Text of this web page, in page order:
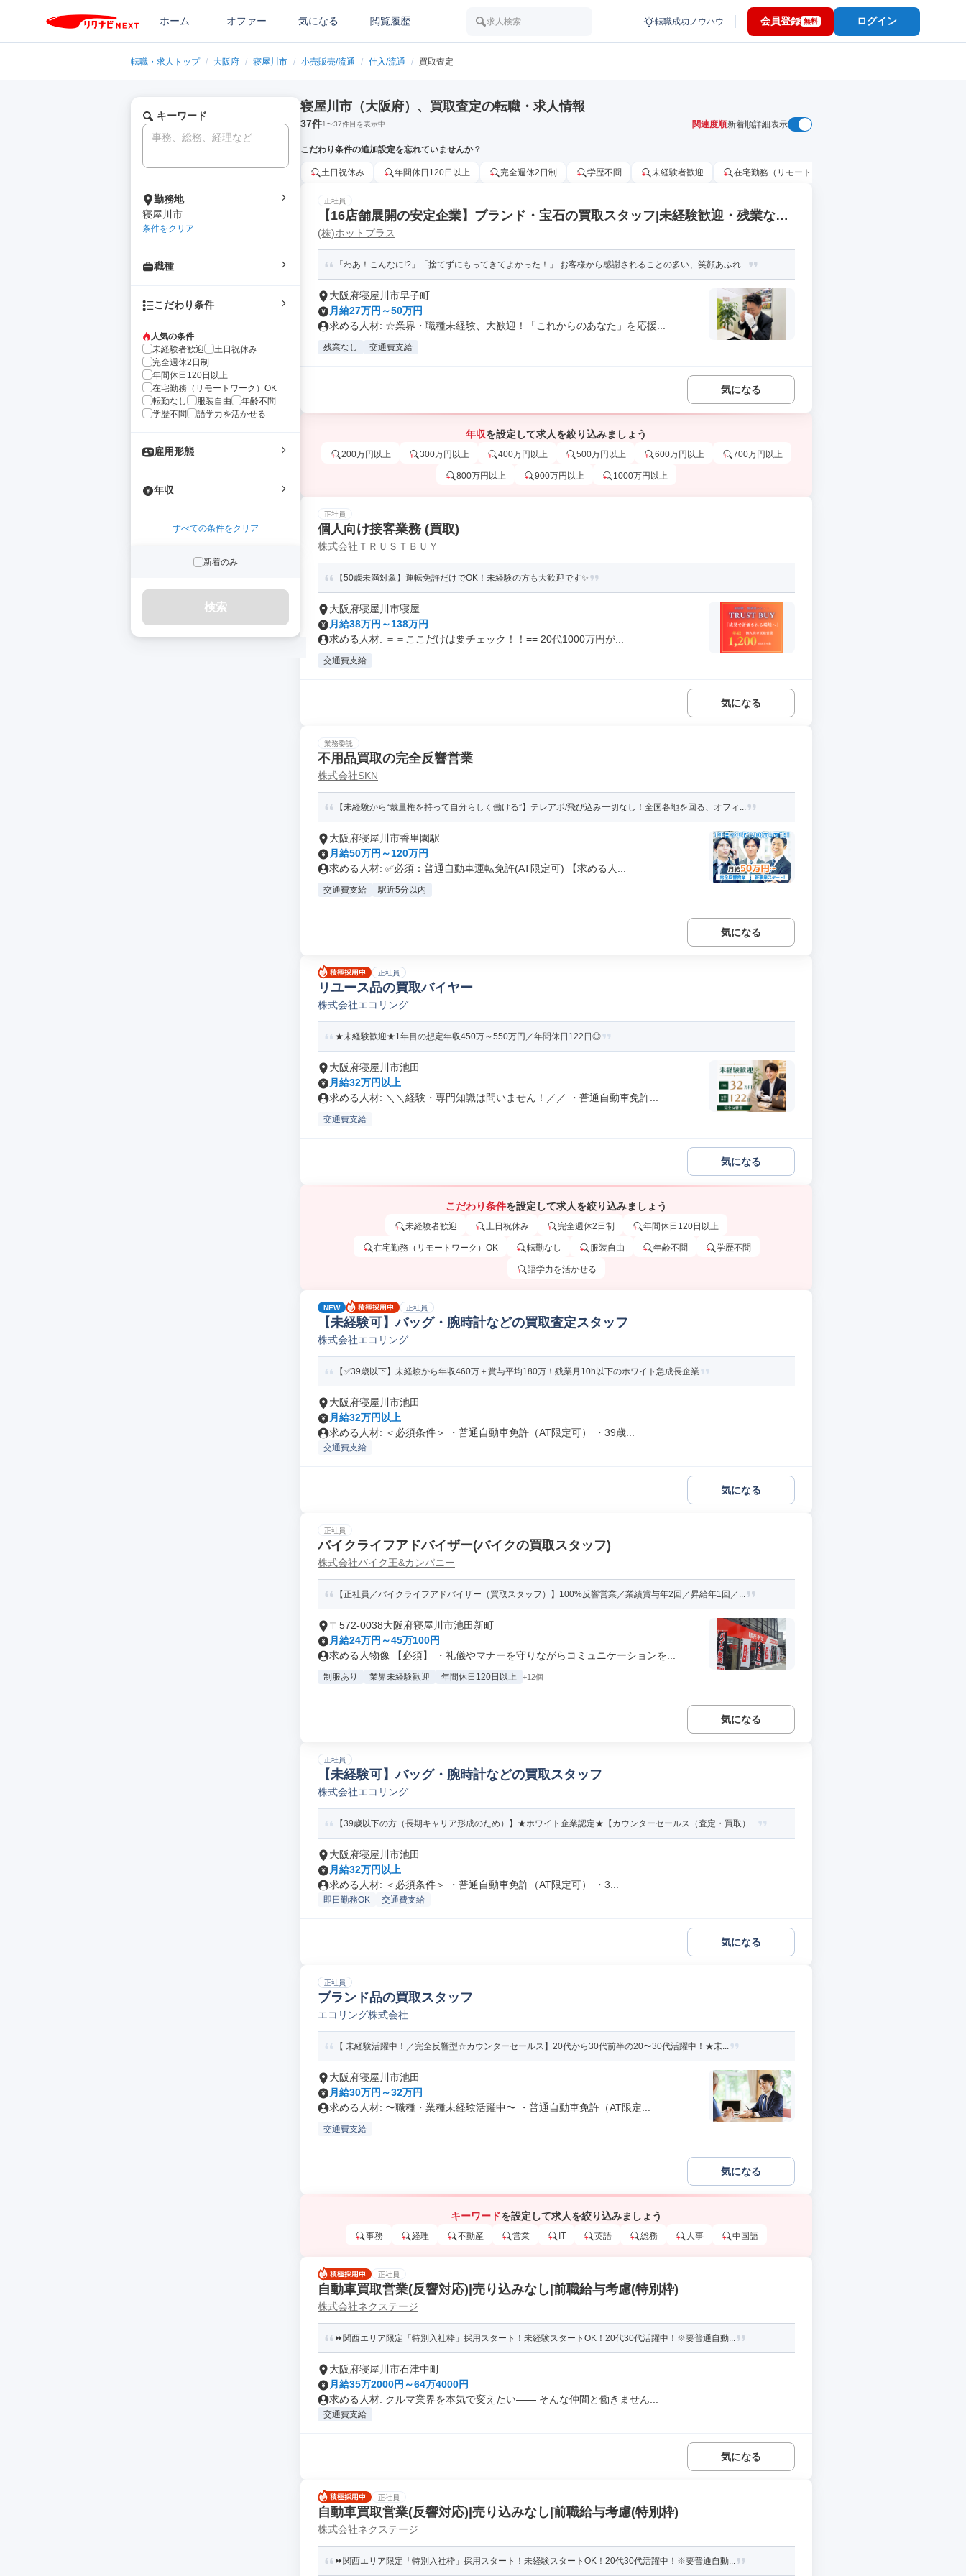
ホーム オファー 気になる 閲覧履歴 求人検索 転職成功ノウハウ 会員登録 無料 ログイン
転職・求人トップ / 大阪府 / 寝屋川市 / 小売販売/流通 / 仕入/流通 / 買取査定
キーワード
勤務地
寝屋川市
条件をクリア
職種
こだわり条件
人気の条件
未経験者歓迎
土日祝休み
完全週休2日制
年間休日120日以上
在宅勤務（リモートワーク）OK
転勤なし
服装自由
年齢不問
学歴不問
語学力を活かせる
雇用形態
年収
すべての条件をクリア
新着のみ
検索
寝屋川市（大阪府）、買取査定の転職・求人情報
37件1〜37件目を表示中 関連度順新着順詳細表示
こだわり条件の追加設定を忘れていませんか？
土日祝休み 年間休日120日以上 完全週休2日制 学歴不問 未経験者歓迎 在宅勤務（リモートワーク）OK
正社員
【16店舗展開の安定企業】ブランド・宝石の買取スタッフ|未経験歓迎・残業な
し・100%反響営業・賞与年2回
(株)ホットプラス
「わあ！こんなに!?」「捨てずにもってきてよかった！」 お客様から感謝されることの多い、笑顔あふれ...
大阪府寝屋川市早子町
月給27万円～50万円
求める人材: ☆業界・職種未経験、大歓迎！「これからのあなた」を応援...
残業なし 交通費支給
気になる
年収を設定して求人を絞り込みましょう
200万円以上 300万円以上 400万円以上 500万円以上 600万円以上 700万円以上
800万円以上 900万円以上 1000万円以上
正社員
個人向け接客業務 (買取)
株式会社ＴＲＵＳＴＢＵＹ
【50歳未満対象】運転免許だけでOK！未経験の方も大歓迎です✨
大阪府寝屋川市寝屋
月給38万円～138万円
求める人材: ＝＝ここだけは要チェック！！== 20代1000万円が...
交通費支給
気になる
業務委託
不用品買取の完全反響営業
株式会社SKN
【未経験から“裁量権を持って自分らしく働ける”】テレアポ/飛び込み一切なし！全国各地を回る、オフィ...
大阪府寝屋川市香里園駅
月給50万円～120万円
求める人材: ✅必須：普通自動車運転免許(AT限定可) 【求める人...
交通費支給 駅近5分以内
気になる
正社員
リユース品の買取バイヤー
株式会社エコリング
★未経験歓迎★1年目の想定年収450万～550万円／年間休日122日◎
大阪府寝屋川市池田
月給32万円以上
求める人材: ＼＼経験・専門知識は問いません！／／ ・普通自動車免許...
交通費支給
気になる
こだわり条件を設定して求人を絞り込みましょう
未経験者歓迎 土日祝休み 完全週休2日制 年間休日120日以上
在宅勤務（リモートワーク）OK 転勤なし 服装自由 年齢不問 学歴不問
語学力を活かせる
NEW 正社員
【未経験可】バッグ・腕時計などの買取査定スタッフ
株式会社エコリング
【✅39歳以下】未経験から年収460万＋賞与平均180万！残業月10h以下のホワイト急成長企業
大阪府寝屋川市池田
月給32万円以上
求める人材: ＜必須条件＞ ・普通自動車免許（AT限定可） ・39歳...
交通費支給
気になる
正社員
バイクライフアドバイザー(バイクの買取スタッフ)
株式会社バイク王&カンパニー
【正社員／バイクライフアドバイザー（買取スタッフ）】100%反響営業／業績賞与年2回／昇給年1回／...
〒572-0038大阪府寝屋川市池田新町
月給24万円～45万100円
求める人物像 【必須】 ・礼儀やマナーを守りながらコミュニケーションを...
制服あり 業界未経験歓迎 年間休日120日以上 +12個
気になる
正社員
【未経験可】バッグ・腕時計などの買取スタッフ
株式会社エコリング
【39歳以下の方（長期キャリア形成のため）】★ホワイト企業認定★【カウンターセールス（査定・買取）...
大阪府寝屋川市池田
月給32万円以上
求める人材: ＜必須条件＞ ・普通自動車免許（AT限定可） ・3...
即日勤務OK 交通費支給
気になる
正社員
ブランド品の買取スタッフ
エコリング株式会社
【 未経験活躍中！／完全反響型☆カウンターセールス】20代から30代前半の20〜30代活躍中！★未...
大阪府寝屋川市池田
月給30万円～32万円
求める人材: 〜職種・業種未経験活躍中〜 ・普通自動車免許（AT限定...
交通費支給
気になる
キーワードを設定して求人を絞り込みましょう
事務 経理 不動産 営業 IT 英語 総務 人事 中国語
正社員
自動車買取営業(反響対応)|売り込みなし|前職給与考慮(特別枠)
株式会社ネクステージ
⏩️関西エリア限定「特別入社枠」採用スタート！未経験スタートOK！20代30代活躍中！※要普通自動...
大阪府寝屋川市石津中町
月給35万2000円～64万4000円
求める人材: クルマ業界を本気で変えたい―― そんな仲間と働きません...
交通費支給
気になる
正社員
自動車買取営業(反響対応)|売り込みなし|前職給与考慮(特別枠)
株式会社ネクステージ
⏩️関西エリア限定「特別入社枠」採用スタート！未経験スタートOK！20代30代活躍中！※要普通自動...